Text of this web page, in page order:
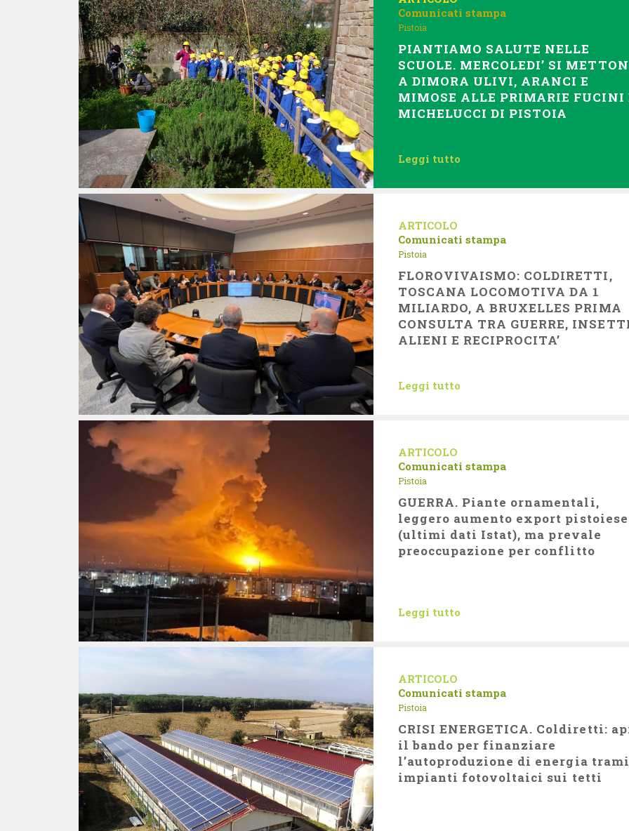
Comunicati stampa
Pistoia
PIANTIAMO SALUTE NELLE
SCUOLE. MERCOLEDI’ SI
A DIMORA ULIVI, ARANCI E
MIMOSE ALLE PRIMARIE FUCINI
MICHELUCCI DI PISTOIA
Leggi tutto
ARTICOLO
Comunicati stampa
Pistoia
FLOROVIVAISMO: COLDIRETTI,
TOSCANA LOCOMOTIVA DA 1
MILIARDO, A BRUXELLES PRIMA
CONSULTA TRA GUERRE,
ALIENI E RECIPROCITA’
Leggi tutto
ARTICOLO
Comunicati stampa
Pistoia
GUERRA. Piante ornamentali,
leggero aumento export pistoiese
(ultimi dati Istat), ma prevale
preoccupazione per conflitto
Leggi tutto
ARTICOLO
Comunicati stampa
Pistoia
CRISI ENERGETICA. Coldiretti:
il bando per finanziare
l’autoproduzione di energia
impianti fotovoltaici sui tetti